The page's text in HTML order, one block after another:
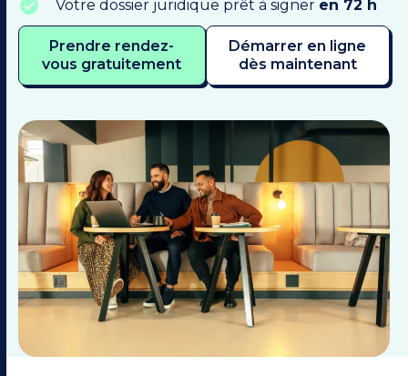
Votre dossier juridique prêt à signer en 72 h
Prendre rendez-
vous gratuitement
Démarrer en ligne
dès maintenant